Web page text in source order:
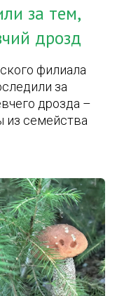
за тем,
дрозд
филиала
за
дрозда –
из семейства